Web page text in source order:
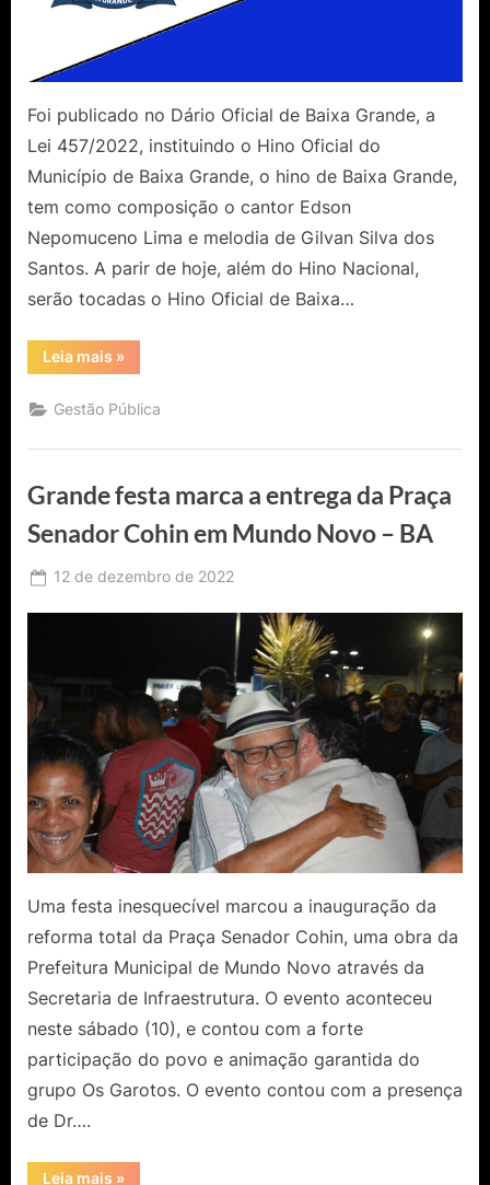
Foi publicado no Dário Oficial de Baixa Grande, a
Lei 457/2022, instituindo o Hino Oficial do
Município de Baixa Grande, o hino de Baixa Grande,
tem como composição o cantor Edson
Nepomuceno Lima e melodia de Gilvan Silva dos
Santos. A parir de hoje, além do Hino Nacional,
serão tocadas o Hino Oficial de Baixa…
Leia mais “Sancionada
Lei
Institui
o
Oficial
de
Baixa
Grande
–
»
Gestão Pública
Grande festa marca a entrega da Praça
Senador Cohin em Mundo Novo – BA
Posted
12 de dezembro de 2022
Catureba
Uma festa inesquecível marcou a inauguração da
reforma total da Praça Senador Cohin, uma obra da
Prefeitura Municipal de Mundo Novo através da
Secretaria de Infraestrutura. O evento aconteceu
neste sábado (10), e contou com a forte
participação do povo e animação garantida do
grupo Os Garotos. O evento contou com a presença
de Dr….
Leia mais “Grande
»